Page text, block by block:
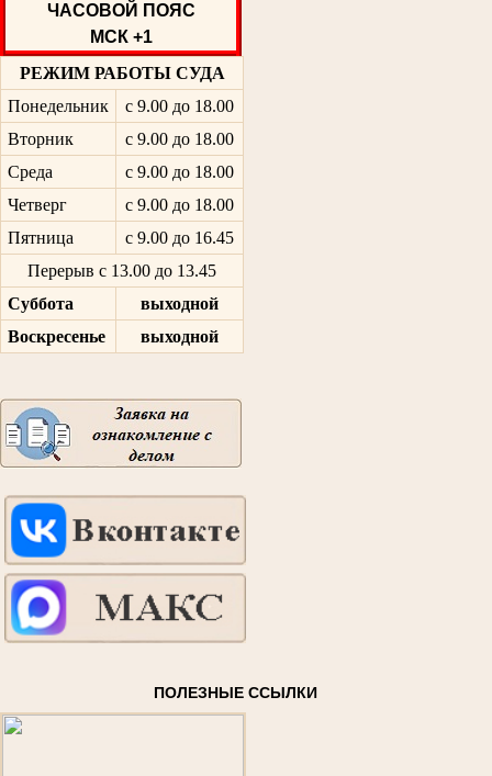
ЧАСОВОЙ ПОЯС
МСК +1
РЕЖИМ РАБОТЫ СУДА
Понедельник
с 9.00 до 18.00
Вторник
с 9.00 до 18.00
Среда
с 9.00 до 18.00
Четверг
с 9.00 до 18.00
Пятница
с 9.00 до 16.45
Перерыв с 13.00 до 13.45
Суббота
выходной
Воскресенье
выходной
ПОЛЕЗНЫЕ ССЫЛКИ